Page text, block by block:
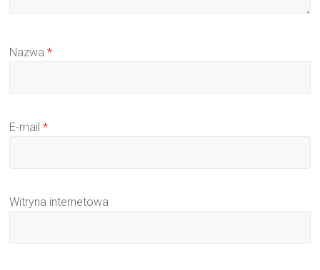
Nazwa*
E-mail*
Witryna internetowa